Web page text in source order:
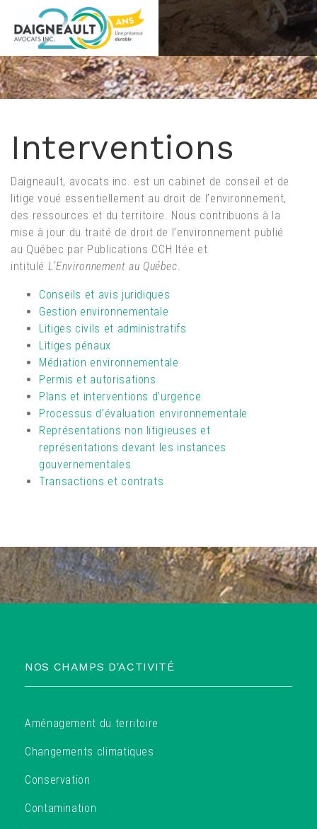
Goto main content
Interventions
Daigneault, avocats inc. est un cabinet de conseil et de
litige voué essentiellement au droit de l’environnement,
des ressources et du territoire. Nous contribuons à la
mise à jour du traité de droit de l’environnement publié
au Québec par Publications CCH ltée et
intitulé L’Environnement au Québec.
Conseils et avis juridiques
Gestion environnementale
Litiges civils et administratifs
Litiges pénaux
Médiation environnementale
Permis et autorisations
Plans et interventions d’urgence
Processus d’évaluation environnementale
Représentations non litigieuses et
représentations devant les instances
gouvernementales
Transactions et contrats
NOS CHAMPS D'ACTIVITÉ
Aménagement du territoire
Changements climatiques
Conservation
Contamination